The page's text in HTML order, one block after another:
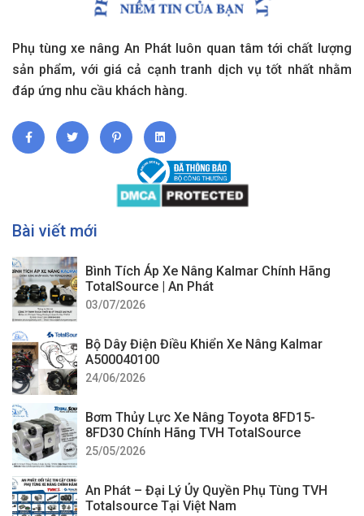
Phụ tùng xe nâng An Phát luôn quan tâm tới chất lượng
sản phẩm, với giá cả cạnh tranh dịch vụ tốt nhất nhằm
đáp ứng nhu cầu khách hàng.
Bài viết mới
Bình Tích Áp Xe Nâng Kalmar Chính Hãng
TotalSource | An Phát
03/07/2026
Bộ Dây Điện Điều Khiển Xe Nâng Kalmar
A500040100
24/06/2026
Bơm Thủy Lực Xe Nâng Toyota 8FD15-
8FD30 Chính Hãng TVH TotalSource
25/05/2026
An Phát – Đại Lý Ủy Quyền Phụ Tùng TVH
Totalsource Tại Việt Nam